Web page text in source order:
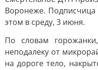
Воронеже. Подписчица
этом в среду, 3 июня.
По словам
неподалеку от
на дороге тело,